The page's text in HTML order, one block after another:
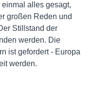
alles gesagt,
großen Reden und
Stillstand der
werden. Die
ist gefordert - Europa
werden.